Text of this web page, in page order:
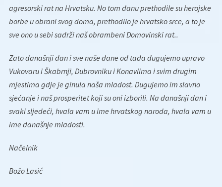
agresorski rat na Hrvatsku. No tom danu prethodile su herojske
borbe u obrani svog doma, prethodilo je hrvatsko srce, a to je
sve ono u sebi sadrži naš obrambeni Domovinski rat..
Zato današnji dan i sve naše dane od tada dugujemo upravo
Vukovaru i Škabrnji, Dubrovniku i Konavlima i svim drugim
mjestima gdje je ginula naša mladost. Dugujemo im slavno
sjećanje i naš prosperitet koji su oni izborili. Na današnji dan i
svaki sljedeći, hvala vam u ime hrvatskog naroda, hvala vam u
ime današnje mladosti.
Načelnik
Božo Lasić